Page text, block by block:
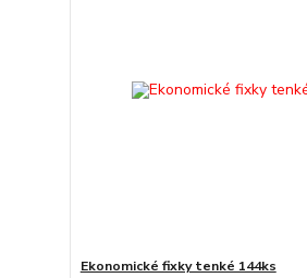
Ekonomické fixky tenké 144ks